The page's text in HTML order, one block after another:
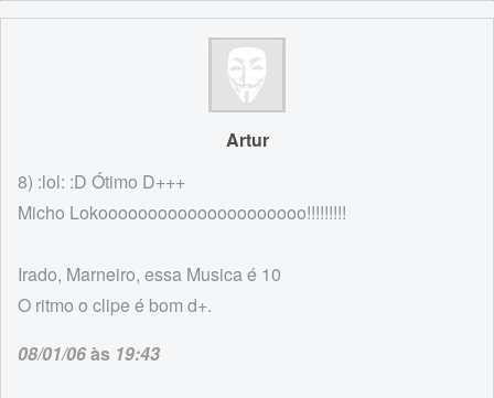
Artur
8) :lol: :D Ótimo D+++
Micho Lokooooooooooooooooooooo!!!!!!!!!
Irado, Marneiro, essa Musica é 10
O ritmo o clipe é bom d+.
08/01/06às 19:43